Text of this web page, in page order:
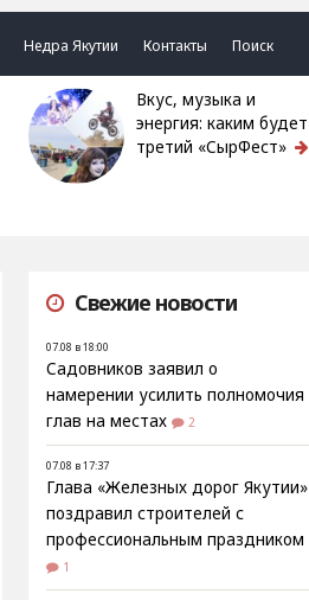
Недра Якутии Контакты Поиск
Вкус, музыка и
энергия: каким будет
третий «СырФест»
Свежие новости
07.08 в 18:00
Садовников заявил о
намерении усилить полномочия
глав на местах
2
07.08 в 17:37
Глава «Железных дорог Якутии»
поздравил строителей с
профессиональным праздником
1